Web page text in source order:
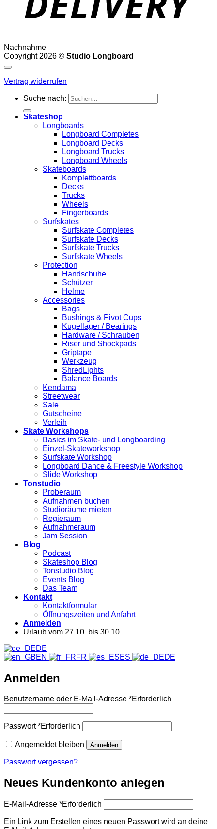
Nachnahme
Copyright 2026 © Studio Longboard
Vertrag widerrufen
Suche nach:
Skateshop
Longboards
Longboard Completes
Longboard Decks
Longboard Trucks
Longboard Wheels
Skateboards
Komplettboards
Decks
Trucks
Wheels
Fingerboards
Surfskates
Surfskate Completes
Surfskate Decks
Surfskate Trucks
Surfskate Wheels
Protection
Handschuhe
Schützer
Helme
Accessories
Bags
Bushings & Pivot Cups
Kugellager / Bearings
Hardware / Schrauben
Riser und Shockpads
Griptape
Werkzeug
ShredLights
Balance Boards
Kendama
Streetwear
Sale
Gutscheine
Verleih
Skate Workshops
Basics im Skate- und Longboarding
Einzel-Skateworkshop
Surfskate Workshop
Longboard Dance & Freestyle Workshop
Slide Workshop
Tonstudio
Proberaum
Aufnahmen buchen
Studioräume mieten
Regieraum
Aufnahmeraum
Jam Session
Blog
Podcast
Skateshop Blog
Tonstudio Blog
Events Blog
Das Team
Kontakt
Kontaktformular
Öffnungszeiten und Anfahrt
Anmelden
Urlaub vom 27.10. bis 30.10
DE
EN
FR ES DE
Anmelden
Benutzername oder E-Mail-Adresse *Erforderlich
Passwort*Erforderlich
Angemeldet bleiben Anmelden
Passwort vergessen?
Neues Kundenkonto anlegen
E-Mail-Adresse *Erforderlich
Ein Link zum Erstellen eines neuen Passwort wird an deine